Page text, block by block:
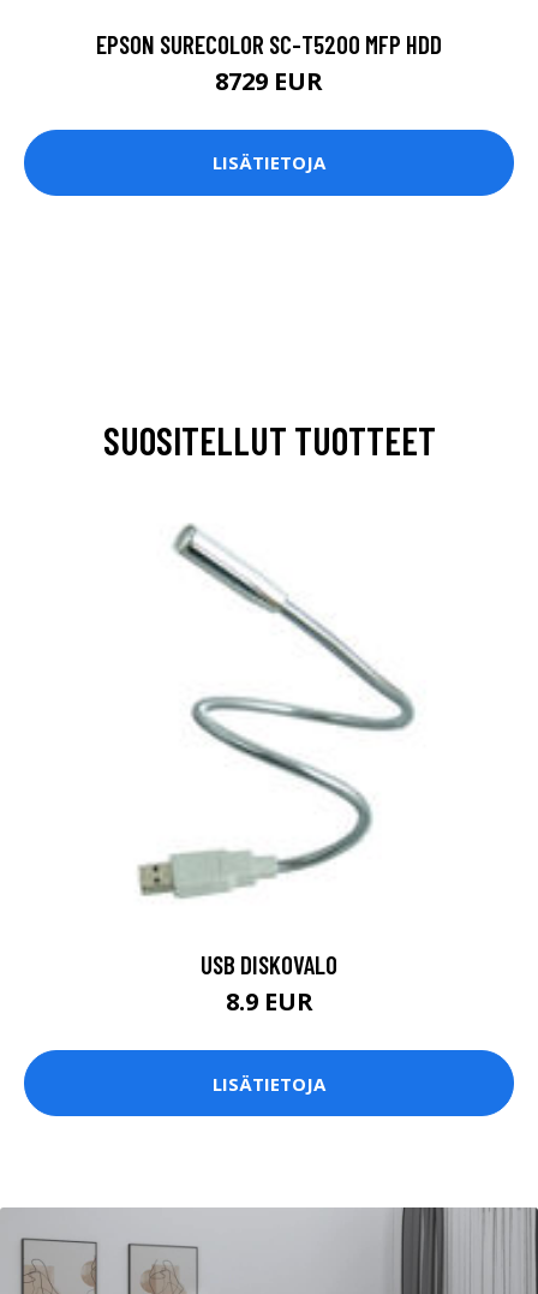
EPSON SURECOLOR SC-T5200 MFP HDD
8729 EUR
LISÄTIETOJA
SUOSITELLUT TUOTTEET
USB DISKOVALO
8.9 EUR
LISÄTIETOJA